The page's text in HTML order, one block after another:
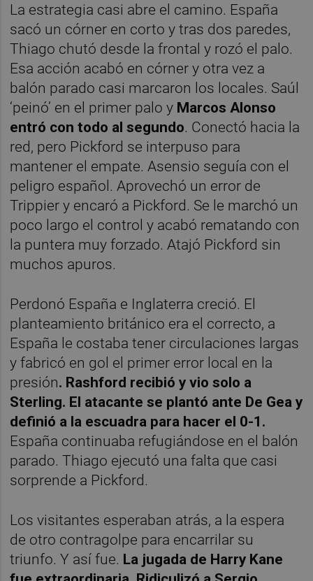
La estrategia casi abre el camino. España
sacó un córner en corto y tras dos paredes,
Thiago chutó desde la frontal y rozó el palo.
Esa acción acabó en córner y otra vez a
balón parado casi marcaron los locales. Saúl
‘peinó’ en el primer palo y Marcos Alonso
entró con todo al segundo. Conectó hacia la
red, pero Pickford se interpuso para
mantener el empate. Asensio seguía con el
peligro español. Aprovechó un error de
Trippier y encaró a Pickford. Se le marchó un
poco largo el control y acabó rematando con
la puntera muy forzado. Atajó Pickford sin
muchos apuros.
Perdonó España e Inglaterra creció. El
planteamiento británico era el correcto, a
España le costaba tener circulaciones largas
y fabricó en gol el primer error local en la
presión. Rashford recibió y vio solo a
Sterling. El atacante se plantó ante De Gea y
definió a la escuadra para hacer el 0-1.
España continuaba refugiándose en el balón
parado. Thiago ejecutó una falta que casi
sorprende a Pickford.
Los visitantes esperaban atrás, a la espera
de otro contragolpe para encarrilar su
triunfo. Y así fue. La jugada de Harry Kane